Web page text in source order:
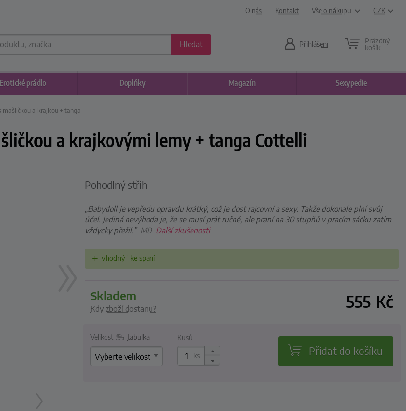
O nás Kontakt Vše o nákupu CZK
Hledat Přihlášení Prázdný
košík
a krajkou + tanga
a krajkovými lemy + tanga Cottelli
Pohodlný střih
„Babydoll je vepředu opravdu krátký, což je dost rajcovní a sexy. Takže dokonale plní svůj
účel. Jediná nevýhoda je, že se musí prát ručně, ale praní na 30 stupňů v pracím sáčku zatím
vždycky přežil.” MD Další zkušenosti
vhodný i ke spaní
skladem
Kdy zboží dostanu? 555 Kč
Velikost tabulka Kusů
ks Přidat do košíku
Doplňky
Erotické prádlo Magazín Sexypedie